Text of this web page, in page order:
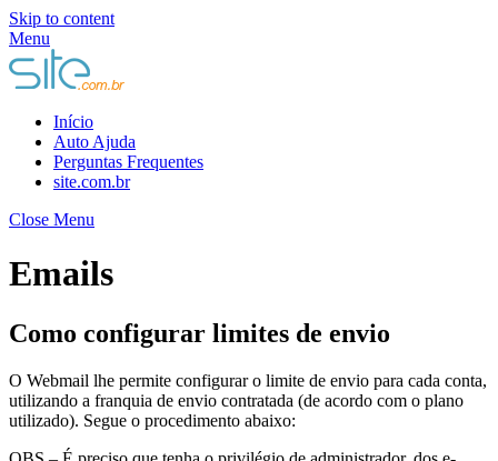
Skip to content
Menu
Início
Auto Ajuda
Perguntas Frequentes
site.com.br
Close Menu
Emails
Como configurar limites de envio
O Webmail lhe permite configurar o limite de envio para cada conta,
utilizando a franquia de envio contratada (de acordo com o plano
utilizado). Segue o procedimento abaixo: